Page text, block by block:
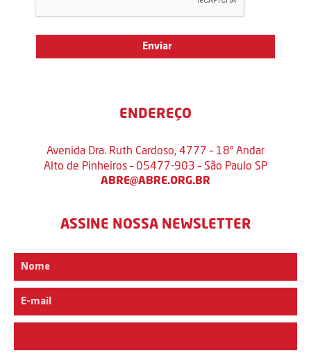
ENDEREÇO
Avenida Dra. Ruth Cardoso, 4777 – 18º Andar
Alto de Pinheiros – 05477-903 – São Paulo SP
ABRE@ABRE.ORG.BR
ASSINE NOSSA NEWSLETTER